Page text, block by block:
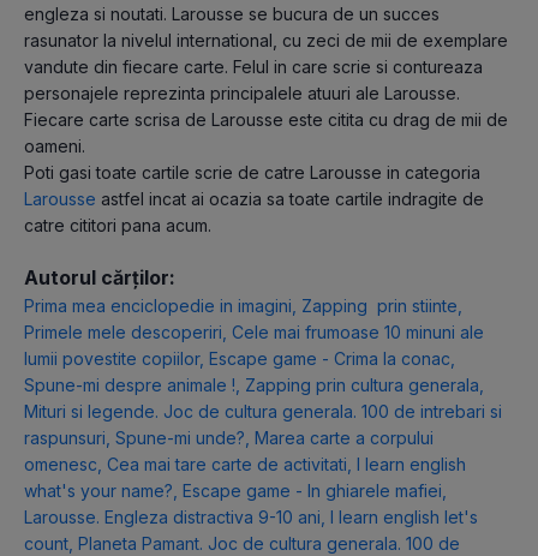
engleza si noutati. Larousse se bucura de un succes
rasunator la nivelul international, cu zeci de mii de exemplare
vandute din fiecare carte. Felul in care scrie si contureaza
personajele reprezinta principalele atuuri ale Larousse.
Fiecare carte scrisa de Larousse este citita cu drag de mii de
oameni.
Poti gasi toate cartile scrie de catre Larousse in categoria
Larousse astfel incat ai ocazia sa toate cartile indragite de
catre cititori pana acum.
Autorul cărților:
Prima mea enciclopedie in imagini Zapping prin stiinte
Primele mele descoperiri Cele mai frumoase 10 minuni ale
lumii povestite copiilor, Escape game - Crima la conac
Spune-mi despre animale ! Zapping prin cultura generala
Mituri si legende. Joc de cultura generala. 100 de intrebari si
raspunsuri Spune-mi unde? Marea carte a corpului
omenesc Cea mai tare carte de activitati I learn english
what's your name? Escape game - In ghiarele mafiei
Larousse. Engleza distractiva 9-10 ani I learn english let's
count Planeta Pamant. Joc de cultura generala. 100 de